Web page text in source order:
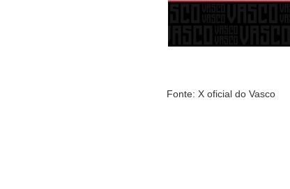
Fonte: X oficial do Vasco